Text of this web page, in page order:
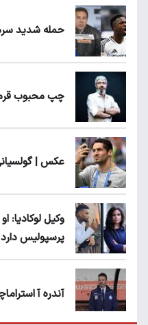
حمله شدید
چپ محبوب
عکس |
وکیل
پرسپولیس دارد
آندره آ